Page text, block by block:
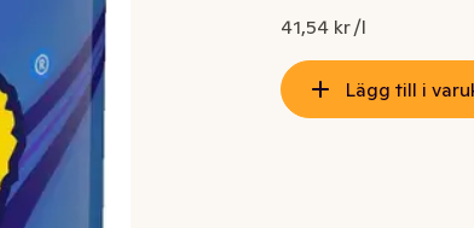
41,54 kr /l
Lägg till i